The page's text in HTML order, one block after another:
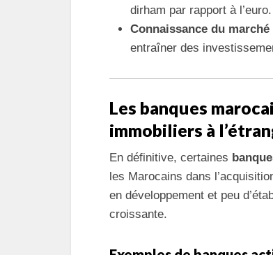
dirham par rapport à l’euro.
Connaissance du marché
entraîner des
Les banques
immobiliers à
En définitive, certaines
les Marocains dans
en développement et peu
croissante.